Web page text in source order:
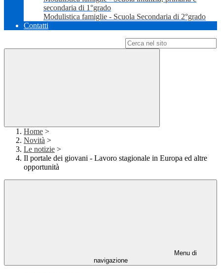
secondaria di 1°grado
Modulistica famiglie - Scuola Secondaria di 2°grado
Contatti
Home >
Novità >
Le notizie >
Il portale dei giovani - Lavoro stagionale in Europa ed altre
opportunità
Menu di
navigazione